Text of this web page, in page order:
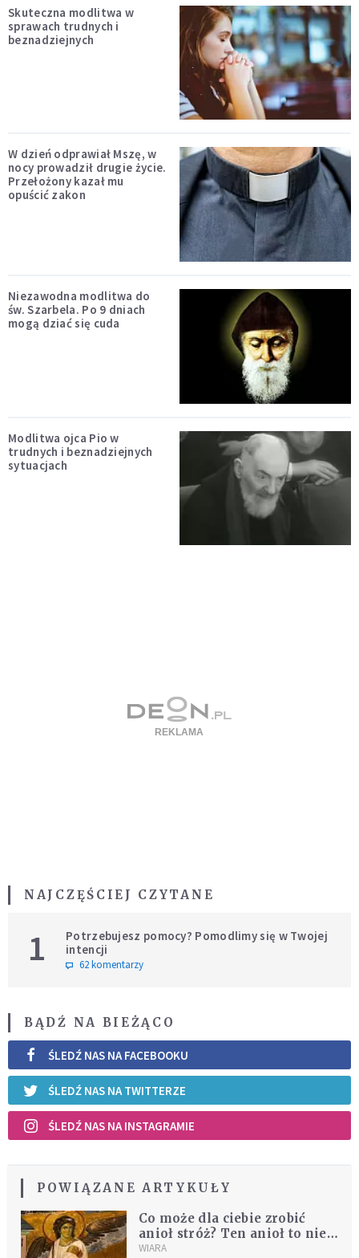
Skuteczna modlitwa w
sprawach trudnych i
beznadziejnych
W dzień odprawiał Mszę, w
nocy prowadził drugie życie.
Przełożony kazał mu
opuścić zakon
Niezawodna modlitwa do
św. Szarbela. Po 9 dniach
mogą dziać się cuda
Modlitwa ojca Pio w
trudnych i beznadziejnych
sytuacjach
NAJCZĘŚCIEJ CZYTANE
1
Potrzebujesz pomocy? Pomodlimy się w Twojej
intencji
62 komentarzy
BĄDŹ NA BIEŻĄCO
ŚLEDŹ NAS NA FACEBOOKU
ŚLEDŹ NAS NA TWITTERZE
ŚLEDŹ NAS NA INSTAGRAMIE
POWIĄZANE ARTYKUŁY
Co może dla ciebie zrobić
anioł stróż? Ten anioł to nie
bajka dla dzieci
WIARA